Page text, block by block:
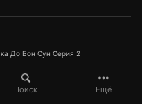
Поиск Ещё
До Бон Сун Серия 2